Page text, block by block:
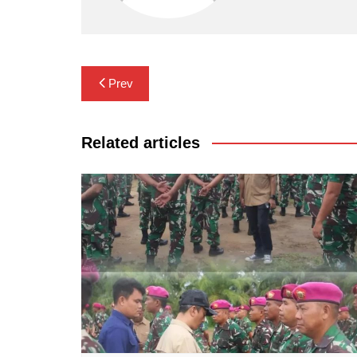
Navigasi
pos
Prev
Related articles